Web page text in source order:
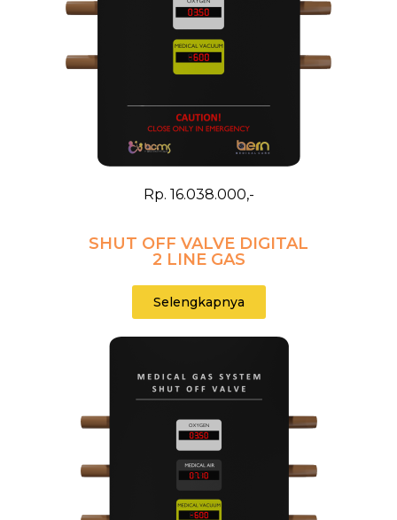
Rp. 16.038.000,-
SHUT OFF VALVE DIGITAL
2 LINE GAS
Selengkapnya